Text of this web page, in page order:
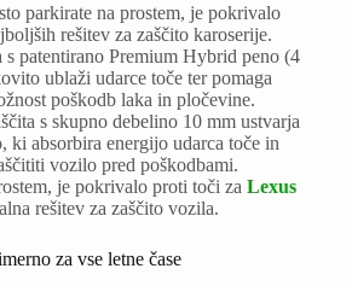
parkirate na prostem, je pokrivalo
rešitev za zaščito karoserije.
s patentirano Premium Hybrid peno (4
ublaži udarce toče ter pomaga
poškodb laka in pločevine.
s skupno debelino 10 mm ustvarja
ki absorbira energijo udarca toče in
vozilo pred poškodbami.
je pokrivalo proti toči za Lexus
rešitev za zaščito vozila.
za vse letne čase